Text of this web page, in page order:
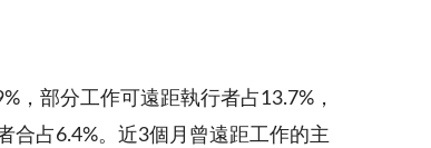
，部分工作可遠距執行者占13.7%，
合占6.4%。近3個月曾遠距工作的主